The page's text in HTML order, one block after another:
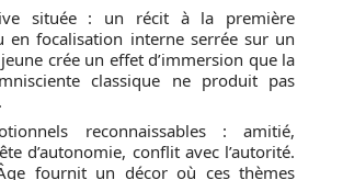
située : un récit à la première
en focalisation interne serrée sur un
crée un effet d’immersion que la
classique ne produit pas
reconnaissables : amitié,
d’autonomie, conflit avec l’autorité.
fournit un décor où ces thèmes